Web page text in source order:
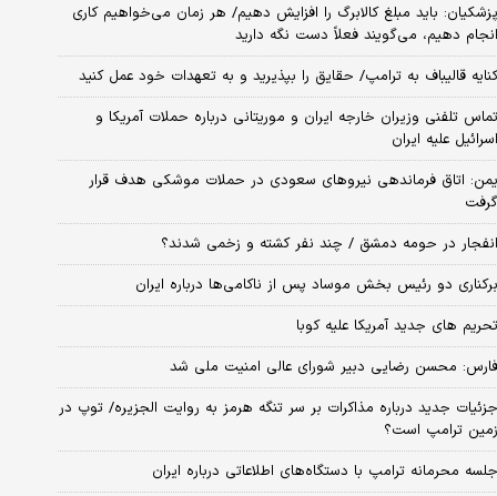
پزشکیان: باید مبلغ کالابرگ را افزایش دهیم/ هر زمان می‌خواهیم کاری
انجام دهیم، می‌گویند فعلاً دست نگه دارید
کنایه قالیباف به ترامپ/ حقایق را بپذیرید و به تعهدات خود عمل کنید
تماس تلفنی وزیران خارجه ایران و موریتانی درباره حملات آمریکا و
اسرائیل علیه ایران
یمن: اتاق فرماندهی نیروهای سعودی در حملات موشکی هدف قرار
گرفت
انفجار در حومه دمشق / چند نفر کشته و زخمی شدند؟
برکناری دو رئیس بخش موساد پس از ناکامی‌ها درباره ایران
تحریم های جدید آمریکا علیه کوبا
فارس: محسن رضایی دبیر شورای عالی امنیت ملی شد
جزئیات جدید درباره مذاکرات بر سر تنگه هرمز به روایت الجزیره/ توپ در
زمین ترامپ است؟
جلسه محرمانه ترامپ با دستگاه‌های اطلاعاتی درباره ایران